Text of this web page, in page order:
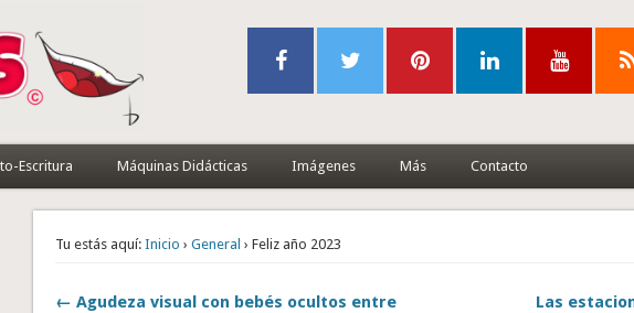
Escritura Máquinas Didácticas Imágenes Más Contacto
Tu estás aquí: Inicio ›General › Feliz año 2023
← Agudeza visual con bebés ocultos entre
Las